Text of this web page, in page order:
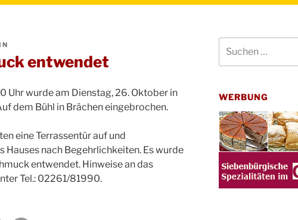
entwendet
Uhr wurde am Dienstag, 26. Oktober in
dem Bühl in Brächen eingebrochen.
eine Terrassentür auf und
nach Begehrlichkeiten. Es wurde
entwendet. Hinweise an das
Tel.: 02261/81990.
nach:
WERBUNG